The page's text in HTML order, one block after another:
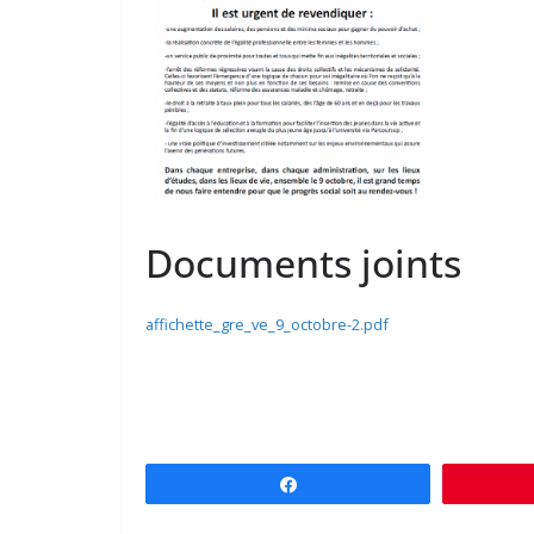
Documents joints
affichette_gre_ve_9_octobre-2.pdf